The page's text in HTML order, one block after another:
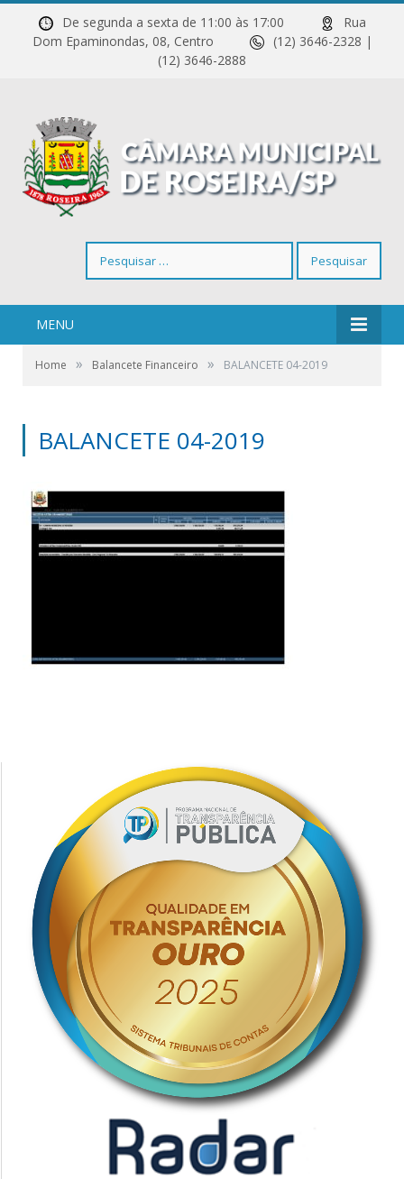
De segunda a sexta de 11:00 às 17:00
Rua
Dom Epaminondas, 08, Centro
(12) 3646-2328 |
(12) 3646-2888
por:
MENU
Home » Balancete Financeiro » BALANCETE 04-2019
BALANCETE 04-2019